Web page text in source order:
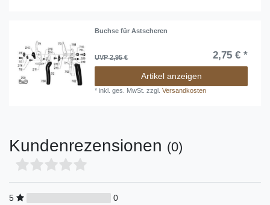
Buchse für Astscheren
UVP 2,95 € 2,75 € *
Artikel anzeigen
*inkl. ges. MwSt. zzgl.Versandkosten
Kundenrezensionen (0)
5
0